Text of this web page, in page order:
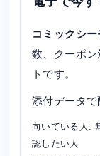
コミックシー
数、クーポ
トです。
添付データで
向いている人:
認したい人